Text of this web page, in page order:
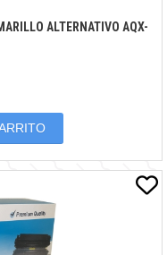
ALTERNATIVO AQX-